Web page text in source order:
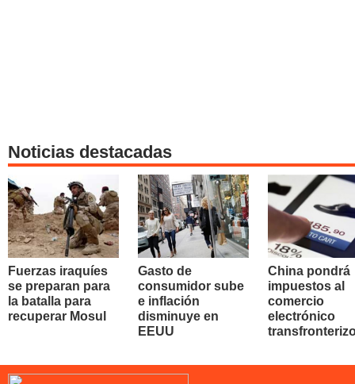
Noticias destacadas
Fuerzas iraquíes
se preparan para
la batalla para
recuperar Mosul
Gasto de
consumidor sube
e inflación
disminuye en
EEUU
China pondrá
impuestos al
comercio
electrónico